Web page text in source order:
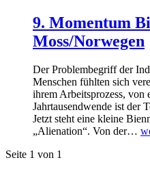
9. Momentum
Moss/Norwegen
Der Problembegriff der
Menschen fühlten sich
ihrem Arbeitsprozess, von
Jahrtausendwende ist der
Jetzt steht eine kleine
„Alienation“. Von der…
Seite 1 von 1